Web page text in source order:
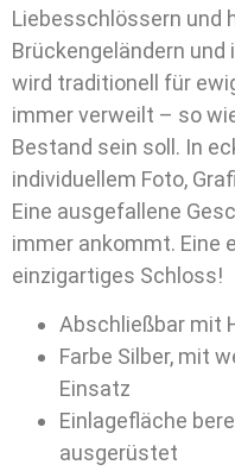
Liebesschlössern und
Brückengeländern und
wird traditionell für
immer verweilt – so
Bestand sein soll. In
individuellem Foto,
Eine ausgefallene
immer ankommt. Eine
einzigartiges Schloss!
Abschließbar mit
Farbe Silber, mit
Einsatz
Einlagefläche
ausgerüstet